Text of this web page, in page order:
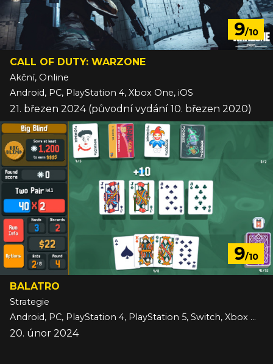
9/10
CALL OF DUTY: WARZONE
Akční, Online
Android, PC, PlayStation 4, Xbox One, iOS
21. březen 2024 (původní vydání 10. březen 2020)
9/10
BALATRO
Strategie
Android, PC, PlayStation 4, PlayStation 5, Switch, Xbox One, Xbox Series, iOS
20. únor 2024